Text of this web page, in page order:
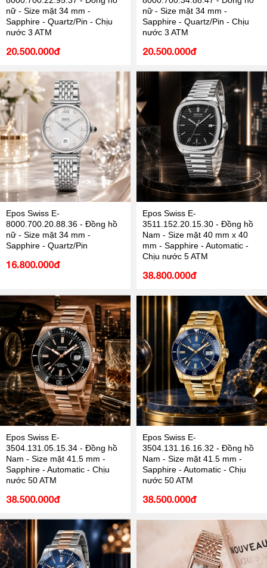
nữ - Size mặt 34 mm -
Sapphire - Quartz/Pin - Chịu
nước 3 ATM
20.500.000đ
nữ - Size mặt 34 mm -
Sapphire - Quartz/Pin - Chịu
nước 3 ATM
20.500.000đ
Epos Swiss E-
8000.700.20.88.36 - Đồng hồ
nữ - Size mặt 34 mm -
Sapphire - Quartz/Pin
16.800.000đ
Epos Swiss E-
3511.152.20.15.30 - Đồng hồ
Nam - Size mặt 40 mm x 40
mm - Sapphire - Automatic -
Chịu nước 5 ATM
38.800.000đ
Epos Swiss E-
3504.131.05.15.34 - Đồng hồ
Nam - Size mặt 41.5 mm -
Sapphire - Automatic - Chịu
nước 50 ATM
38.500.000đ
Epos Swiss E-
3504.131.16.16.32 - Đồng hồ
Nam - Size mặt 41.5 mm -
Sapphire - Automatic - Chịu
nước 50 ATM
38.500.000đ